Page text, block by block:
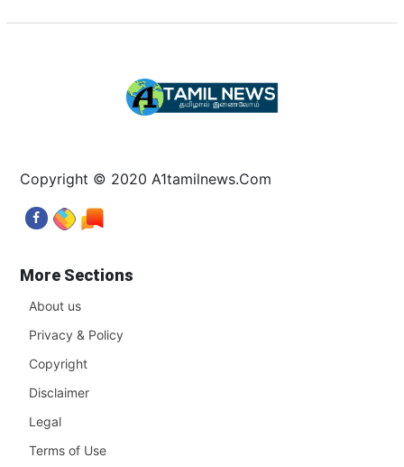
Copyright © 2020 A1tamilnews.Com
More Sections
About us
Privacy & Policy
Copyright
Disclaimer
Legal
Terms of Use